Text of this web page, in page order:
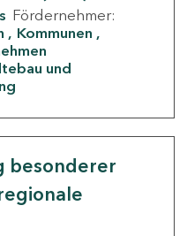
Fördernehmer:
Kommunen
und
besonderer